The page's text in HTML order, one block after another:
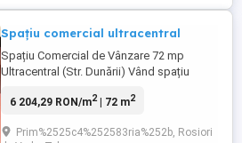
Spațiu comercial ultracentral
Spațiu Comercial de Vânzare 72 mp
Ultracentral (Str. Dunării) Vând spațiu
strada Dunării, în imediata vecinătate a
utili. Poziționare: Stradal, vizibilitate
6 204,29 RON/m2| 72 m2
Prim%2525c4%252583ria%252b, Rosiori